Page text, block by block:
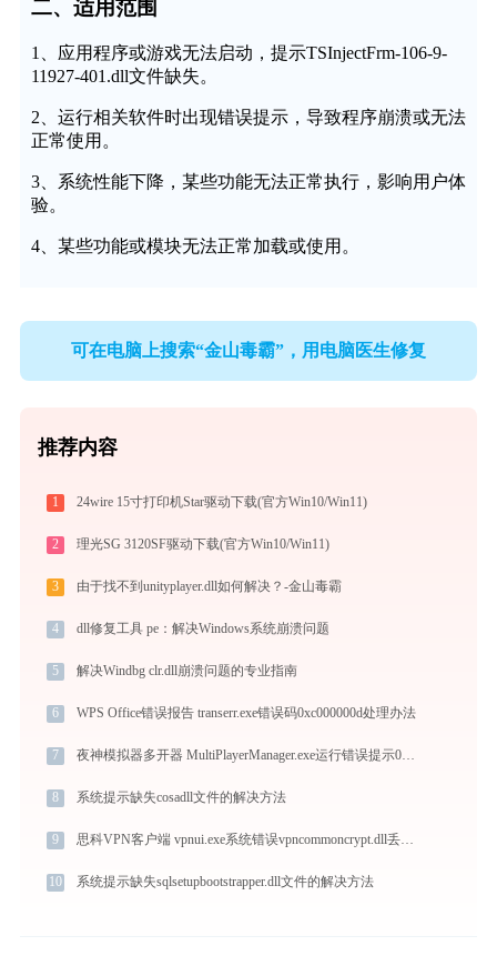
二、适用范围
1、应用程序或游戏无法启动，提示TSInjectFrm-106-9-
11927-401.dll文件缺失。
2、运行相关软件时出现错误提示，导致程序崩溃或无法
正常使用。
3、系统性能下降，某些功能无法正常执行，影响用户体
验。
4、某些功能或模块无法正常加载或使用。
可在电脑上搜索“金山毒霸”，用电脑医生修复
推荐内容
1 24wire 15寸打印机Star驱动下载(官方Win10/Win11)
2 理光SG 3120SF驱动下载(官方Win10/Win11)
3 由于找不到unityplayer.dll如何解决？-金山毒霸
4 dll修复工具 pe：解决Windows系统崩溃问题
5 解决Windbg clr.dll崩溃问题的专业指南
6 WPS Office错误报告 transerr.exe错误码0xc000000d处理办法
7 夜神模拟器多开器 MultiPlayerManager.exe运行错误提示0xc000007b的解决办法
8 系统提示缺失cosadll文件的解决方法
9 思科VPN客户端 vpnui.exe系统错误vpncommoncrypt.dll丢失如何解决
10 系统提示缺失sqlsetupbootstrapper.dll文件的解决方法